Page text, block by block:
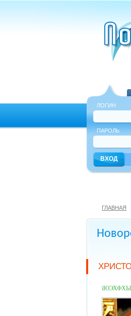
ЛОГИН
ПАРОЛЬ
ГЛАВНАЯ